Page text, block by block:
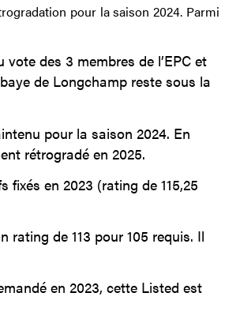
pour la saison 2024. Parmi
des 3 membres de l’EPC et
de Longchamp reste sous la
pour la saison 2024. En
rétrogradé en 2025.
fixés en 2023 (rating de 115,25
rating de 113 pour 105 requis. Il
en 2023, cette Listed est